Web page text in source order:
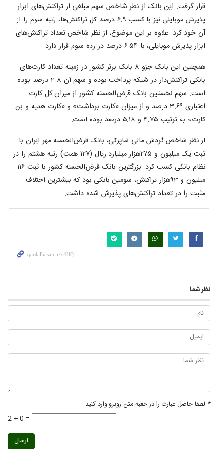
قرار گرفت. این بانک از نظر شاخص سهم مبلغی از تراکنش‌های ابزار
پذیرش موبایلی نیز با کسب ۶.۹ درصد کل تراکنش‌ها، رتبه سوم را از
آن خود کرد. علاوه بر این موضوع، از نظر شاخص تعداد تراکنش‌های
ابزار پذیرش موبایلی، با ۶.۵۴ درصد در رده سوم قرار دارد.
همچنین این بانک جزو ۸ بانک برتر کشور در زمینه تعداد کارت‌های
بانکی تراکنش‌دار در شبکه پرداخت بوده‌ و سهم آن ۳.۸ درصد بوده
است. سهم نخستین بانک قرض‌الحسنه کشور از میزان کل کارت
اعتباری ۳.۶۹ درصد و از میزان «کارت برداشت» و «کارت هدیه و بن
کارت» به ترتیب ۳.۷۵ و ۵.۱۸ درصد بوده است.
از نظر شاخص گردش مالی شاپرکی، بانک قرض‌الحسنه مهر ایران با
ثبت یک میلیون و ۲۷۵هزار میلیارد ریال (۱۲۷ همت) رتبه هشتم را در
نظام بانکی کسب کرد. بزرگترین بانک قرض‌الحسنه کشور با ثبت ۱۱۶
میلیون و ۹۳هزار تراکنش، سومین بانکی بود که بیشترین اختلاف
مثبت را در تعداد تراکنش‌های پذیرش ‌شده داشت.
نظر شما
* لطفا حاصل عبارت را در جعبه متن روبرو وارد کنید
2 + 0 =
ارسال